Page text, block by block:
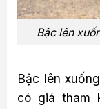
Bậc lên
Bậc lên
có giá tham